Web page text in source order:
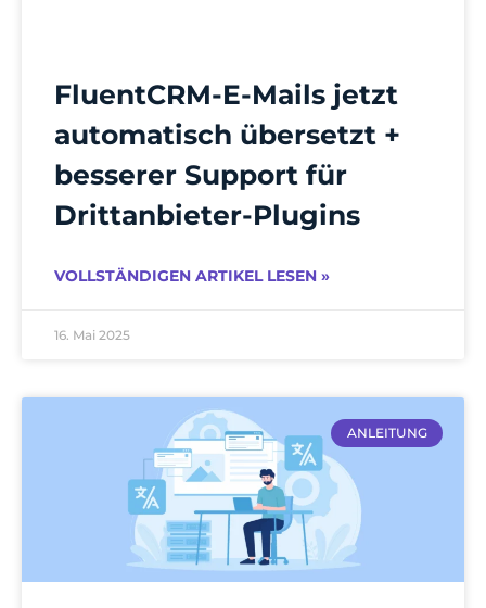
FluentCRM-E-Mails jetzt
automatisch übersetzt +
besserer Support für
Drittanbieter-Plugins
VOLLSTÄNDIGEN ARTIKEL LESEN »
16. Mai 2025
ANLEITUNG